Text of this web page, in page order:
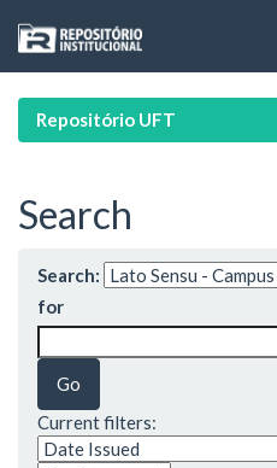
navigation
Repositório UFT
Search
Search:
for
Current filters: